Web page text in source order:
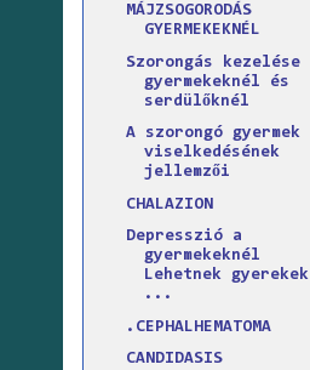
MÁJZSOGORODÁS
GYERMEKEKNÉL
Szorongás kezelése
gyermekeknél és
serdülőknél
A szorongó gyermek
viselkedésének
jellemzői
CHALAZION
Depresszió a
gyermekeknél
Lehetnek gyerekek
...
.CEPHALHEMATOMA
CANDIDASIS